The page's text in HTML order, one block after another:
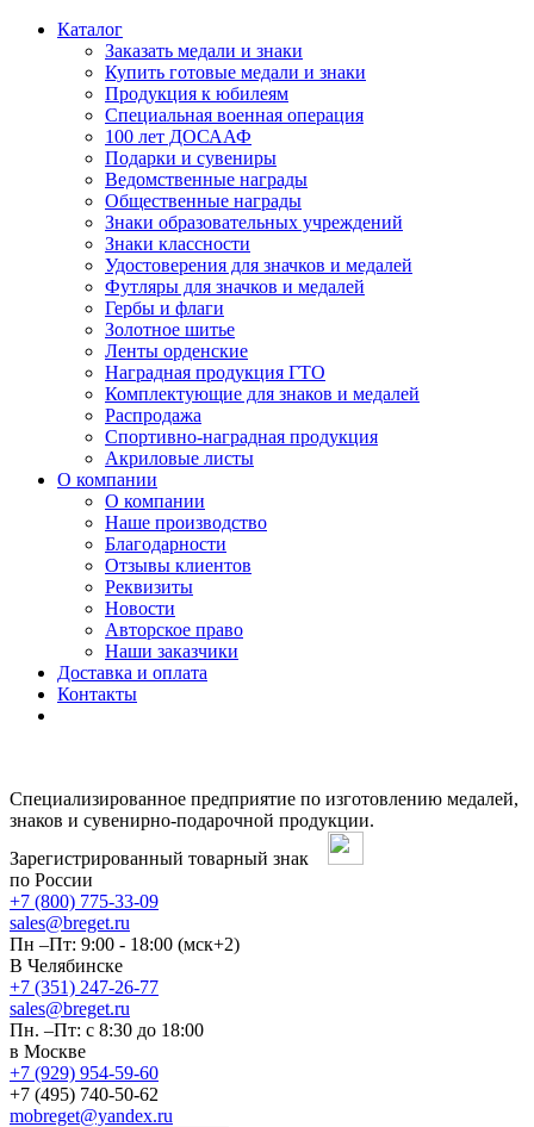
Каталог
Заказать медали и знаки
Купить готовые медали и знаки
Продукция к юбилеям
Специальная военная операция
100 лет ДОСААФ
Подарки и сувениры
Ведомственные награды
Общественные награды
Знаки образовательных учреждений
Знаки классности
Удостоверения для значков и медалей
Футляры для значков и медалей
Гербы и флаги
Золотное шитье
Ленты орденские
Наградная продукция ГТО
Комплектующие для знаков и медалей
Распродажа
Спортивно-наградная продукция
Акриловые листы
О компании
О компании
Наше производство
Благодарности
Отзывы клиентов
Реквизиты
Новости
Авторское право
Наши заказчики
Доставка и оплата
Контакты
Специализированное предприятие по изготовлению медалей,
знаков и сувенирно-подарочной продукции.
Зарегистрированный товарный знак
по России
+7 (800) 775-33-09
sales@breget.ru
Пн –Пт: 9:00 - 18:00 (мск+2)
В Челябинске
+7 (351) 247-26-77
sales@breget.ru
Пн. –Пт: с 8:30 до 18:00
в Москве
+7 (929) 954-59-60
+7 (495) 740-50-62
mobreget@yandex.ru